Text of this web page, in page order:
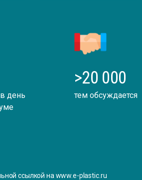
день
>20 000
тем обсуждается
ссылкой на www.e-plastic.ru